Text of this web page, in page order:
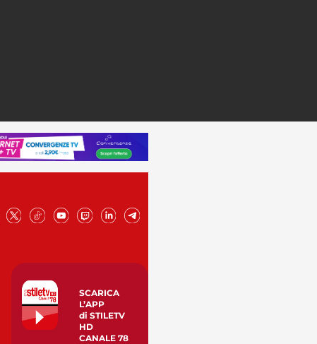
SCARICA
L’APP
di STILETV
HD
CANALE 78